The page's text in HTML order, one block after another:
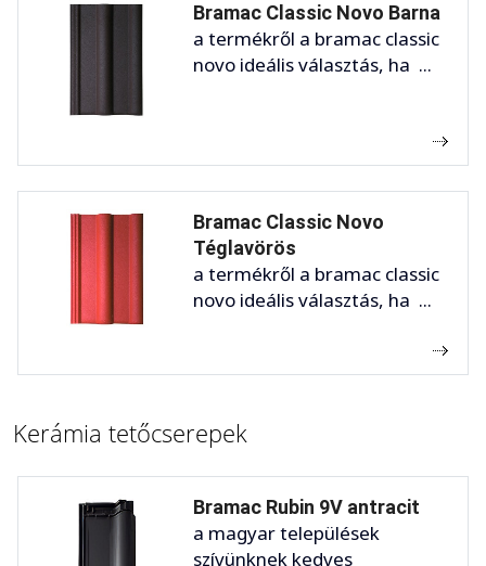
Bramac Classic Novo Barna
a termékről a bramac classic
novo ideális választás, ha ...
Bramac Classic Novo
Téglavörös
a termékről a bramac classic
novo ideális választás, ha ...
Kerámia tetőcserepek
Bramac Rubin 9V antracit
a magyar települések
szívünknek kedves